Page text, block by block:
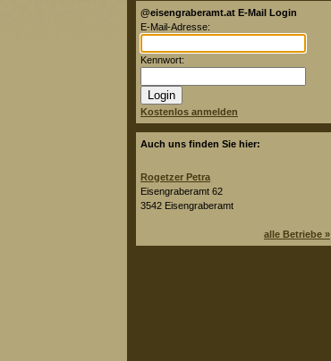
@eisengraberamt.at E-Mail Login
E-Mail-Adresse:
Kennwort:
Kostenlos anmelden
Auch uns finden Sie hier:
Rogetzer Petra
Eisengraberamt 62
3542 Eisengraberamt
alle Betriebe »